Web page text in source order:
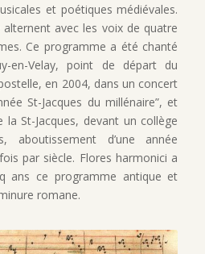
et poétiques médiévales.
avec les voix de quatre
Ce programme a été chanté
en-Velay, point de départ du
en 2004, dans un concert
St-Jacques du millénaire”, et
St-Jacques, devant un collège
aboutissement d’une année
par siècle. Flores harmonici a
ans ce programme antique et
romane.